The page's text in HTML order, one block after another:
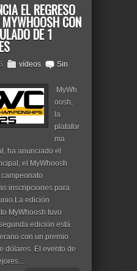
EL REGRESO
CON
DE 1
vídeos
Sin
MyWh
oosh,
la
platafor
ma
ha anunciado el
el MyWhoosh
inscripciones para
edición
MyWhoosh tuvo
edición está
con un premio
dólares. El evento de